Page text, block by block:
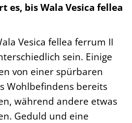
es, bis Wala Vesica fellea
Vesica fellea ferrum II
sein. Einige
von einer spürbaren
Wohlbefindens bereits
während andere etwas
Geduld und eine